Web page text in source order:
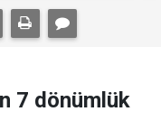
7 dönümlük